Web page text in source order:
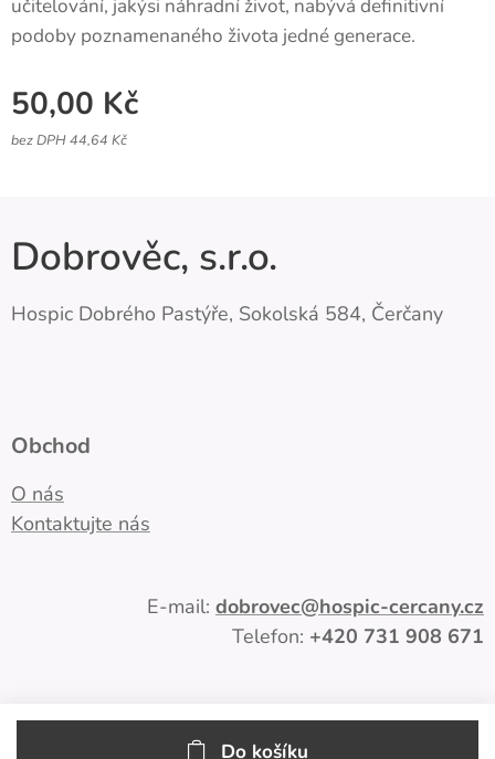
učitelování, jakýsi náhradní život, nabývá definitivní
podoby poznamenaného života jedné generace.
50,00 Kč
bez DPH 44,64 Kč
Do košíku
Dobrověc, s.r.o.
Hospic Dobrého Pastýře, Sokolská 584, Čerčany
Obchod
O nás
Kontaktujte nás
E-mail: dobrovec@hospic-cercany.cz
Telefon: +420 731 908 671